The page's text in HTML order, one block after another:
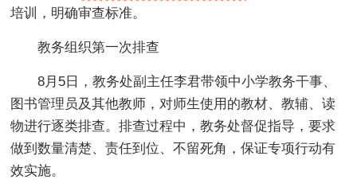
培训，明确审查标准。
教务组织第一次排查
8月5日，教务处副主任李君带领中小学教务干事、
图书管理员及其他教师，对师生使用的教材、教辅、读
物进行逐类排查。排查过程中，教务处督促指导，要求
做到数量清楚、责任到位、不留死角，保证专项行动有
效实施。